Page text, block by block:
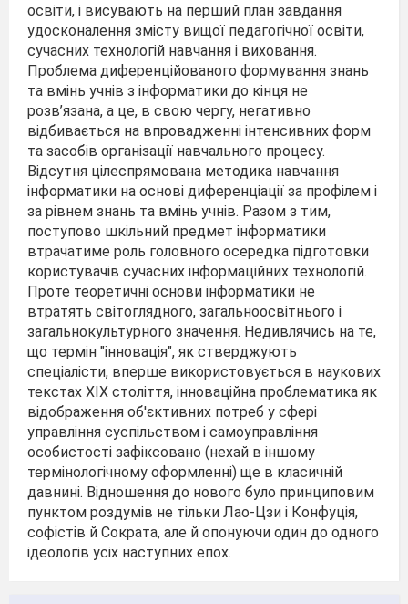
освіти, і висувають на перший план завдання
удосконалення змісту вищої педагогічної освіти,
сучасних технологій навчання і виховання.
Проблема диференційованого формування знань
та вмінь учнів з інформатики до кінця не
розв’язана, а це, в свою чергу, негативно
відбивається на впровадженні інтенсивних форм
та засобів організації навчального процесу.
Відсутня цілеспрямована методика навчання
інформатики на основі диференціації за профілем і
за рівнем знань та вмінь учнів. Разом з тим,
поступово шкільний предмет інформатики
втрачатиме роль головного осередка підготовки
користувачів сучасних інформаційних технологій.
Проте теоретичні основи інформатики не
втратять світоглядного, загальноосвітнього і
загальнокультурного значення. Недивлячись на те,
що термін "інновація", як стверджують
спеціалісти, вперше використовується в наукових
текстах XIX століття, інноваційна проблематика як
відображення об'єктивних потреб у сфері
управління суспільством і самоуправління
особистості зафіксовано (нехай в іншому
термінологічному оформленні) ще в класичній
давнині. Відношення до нового було принциповим
пунктом роздумів не тільки Лао-Цзи і Конфуція,
софістів й Сократа, але й опонуючи один до одного
ідеологів усіх наступних епох.